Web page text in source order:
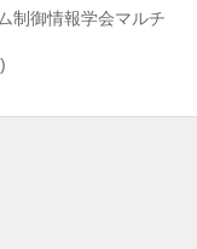
制御情報学会マルチ